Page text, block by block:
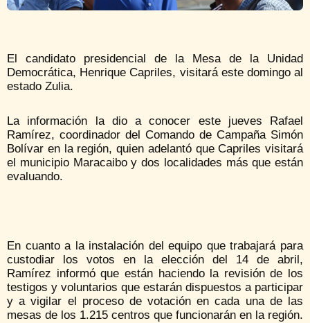
El candidato presidencial de la Mesa de la Unidad
Democrática, Henrique Capriles, visitará este domingo al
estado Zulia.
La información la dio a conocer este jueves Rafael
Ramírez, coordinador del Comando de Campaña Simón
Bolívar en la región, quien adelantó que Capriles visitará
el municipio Maracaibo y dos localidades más que están
evaluando.
En cuanto a la instalación del equipo que trabajará para
custodiar los votos en la elección del 14 de abril,
Ramírez informó que están haciendo la revisión de los
testigos y voluntarios que estarán dispuestos a participar
y a vigilar el proceso de votación en cada una de las
mesas de los 1.215 centros que funcionarán en la región.